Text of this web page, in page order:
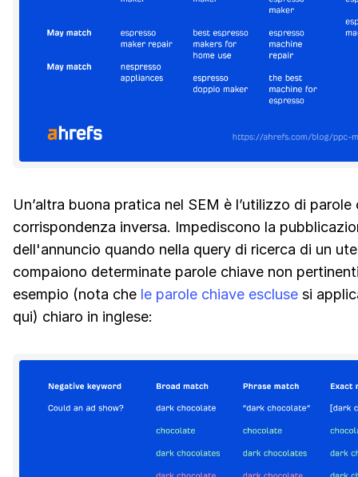
Un’altra buona pratica nel SEM è l’utilizzo di parole
corrispondenza inversa. Impediscono la
dell'annuncio quando nella query di ricerca di un
compaiono determinate parole chiave non
esempio (nota che le parole chiave escluse si
qui) chiaro in inglese: